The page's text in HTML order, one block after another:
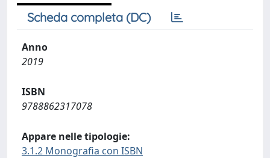
Scheda completa (DC)
Anno
2019
ISBN
9788862317078
Appare nelle tipologie:
3.1.2 Monografia con ISBN